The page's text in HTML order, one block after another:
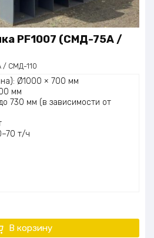
PF1007 (СМД-75А /
/ СМД-110
Ø1000 × 700 мм
мм
730 мм (в зависимости от
т/ч
В корзину